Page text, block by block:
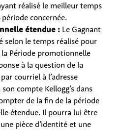
réalisé le meilleur temps
concernée.
étendue : Le Gagnant
selon le temps réalisé pour
Période promotionnelle
à la question de la
courriel à l’adresse
compte Kellogg’s dans
de la fin de la période
étendue. Il pourra lui être
pièce d’identité et une